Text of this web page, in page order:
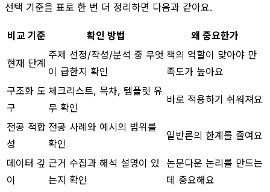
선택 기준을 표로 한 번 더 정리하면 다음과 같아요.
비교 기준 확인 방법 왜 중요한가
현재 단계
주제 선정/작성/분석 중 무엇
이 급한지 확인
책의 역할이 맞아야 만
족도가 높아요
구조화 도
구
체크리스트, 목차, 템플릿 유
무 확인
바로 적용하기 쉬워져요
전공 적합
성
전공 사례와 예시의 범위를
확인
일반론의 한계를 줄여요
데이터 깊
이
근거 수집과 해석 설명이 있
는지 확인
논문다운 논리를 만드는
데 중요해요